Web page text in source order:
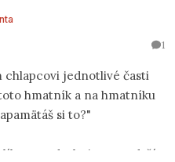
1
chlapcovi jednotlivé časti
hmatník a na hmatníku
si to?"
a z druhej strany drží